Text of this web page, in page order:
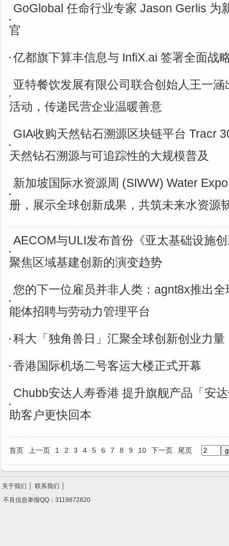
GoGlobal 任命行业专家 Jason Gerlis 为
官
亿都旗下算丰信息与 InfiX.ai 签署全面战
亚特餐饮发展有限公司联合创始人王一涵
活动，传递民营企业温暖善意
GIA收购天然钻石溯源区块链平台 Tracr
天然钻石溯源与可追踪性的大规模普及
新加坡国际水资源周 (SIWW) Water
册，展示全球创新成果，共筑未来水资源
AECOM与ULI发布首份《亚太基础设施
聚焦区域基建创新的演变趋势
您的下一位雇员并非人类：agnt8x推出
能体招聘与劳动力管理平台
科大「独角兽日」汇聚全球创新创业力量
香港国际机场二号客运大楼正式开幕
Chubb安达人寿香港 提升旗舰产品「安
助客户更快回本
首页 上一页 1 2 3 4 5 6 7 8 9 10 下一页 尾页
关于我们 联系我们
不良信息举报QQ：3119872820